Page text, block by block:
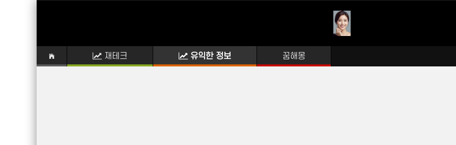
재테크 유익한 정보 꿈해몽